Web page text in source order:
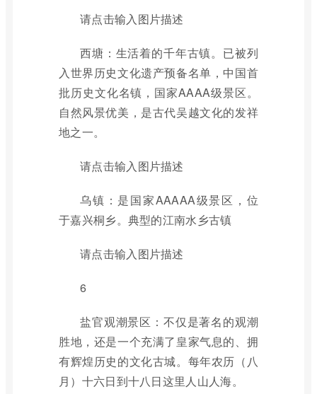
请点击输入图片描述
西塘：生活着的千年古镇。已被列
入世界历史文化遗产预备名单，中国首
批历史文化名镇，国家AAAA级景区。
自然风景优美，是古代吴越文化的发祥
地之一。
请点击输入图片描述
乌镇：是国家AAAAA级景区，位
于嘉兴桐乡。典型的江南水乡古镇
请点击输入图片描述
6
盐官观潮景区：不仅是著名的观潮
胜地，还是一个充满了皇家气息的、拥
有辉煌历史的文化古城。每年农历（八
月）十六日到十八日这里人山人海。